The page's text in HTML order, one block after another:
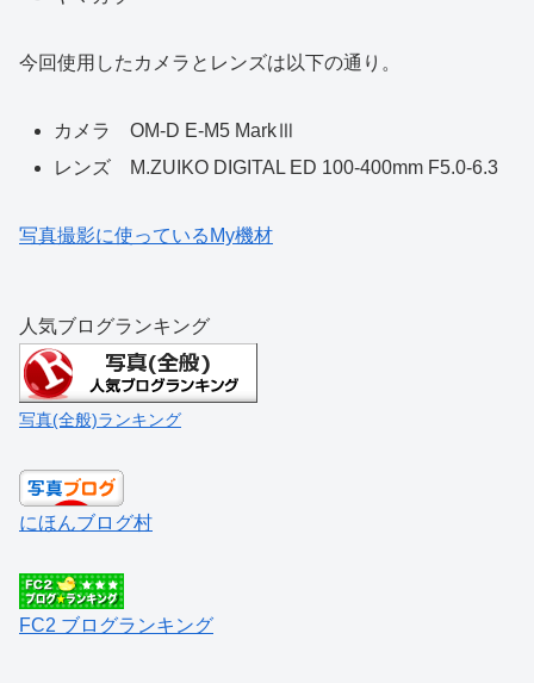
今回使用したカメラとレンズは以下の通り。
カメラ OM-D E-M5 MarkⅢ
レンズ M.ZUIKO DIGITAL ED 100-400mm F5.0-6.3
写真撮影に使っているMy機材
人気ブログランキング
写真(全般)ランキング
にほんブログ村
FC2 ブログランキング